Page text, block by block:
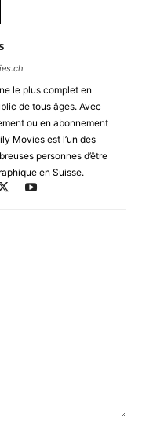
le plus complet en
de tous âges. Avec
ou en abonnement
Movies est l’un des
personnes d’être
en Suisse.